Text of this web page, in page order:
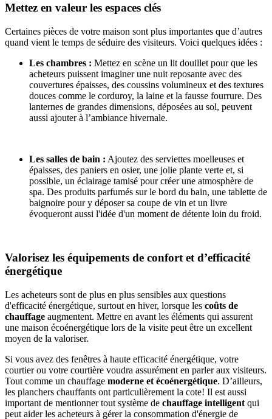
Mettez en valeur les espaces clés
Certaines pièces de votre maison sont plus importantes que d’autres
quand vient le temps de séduire des visiteurs. Voici quelques idées :
Les chambres : Mettez en scène un lit douillet pour que les
acheteurs puissent imaginer une nuit reposante avec des
couvertures épaisses, des coussins volumineux et des textures
douces comme le corduroy, la laine et la fausse fourrure. Des
lanternes de grandes dimensions, déposées au sol, peuvent
aussi ajouter à l’ambiance hivernale.
Les salles de bain : Ajoutez des serviettes moelleuses et
épaisses, des paniers en osier, une jolie plante verte et, si
possible, un éclairage tamisé pour créer une atmosphère de
spa. Des produits parfumés sur le bord du bain, une tablette de
baignoire pour y déposer sa coupe de vin et un livre
évoqueront aussi l'idée d'un moment de détente loin du froid.
Valorisez les équipements de confort et d’efficacité
énergétique
Les acheteurs sont de plus en plus sensibles aux questions
d'efficacité énergétique, surtout en hiver, lorsque les coûts de
chauffage augmentent. Mettre en avant les éléments qui assurent
une maison écoénergétique lors de la visite peut être un excellent
moyen de la valoriser.
Si vous avez des fenêtres à haute efficacité énergétique, votre
courtier ou votre courtière voudra assurément en parler aux visiteurs.
Tout comme un chauffage moderne et écoénergétique. D’ailleurs,
les planchers chauffants ont particulièrement la cote! Il est aussi
important de mentionner tout système de chauffage intelligent qui
peut aider les acheteurs à gérer la consommation d'énergie de